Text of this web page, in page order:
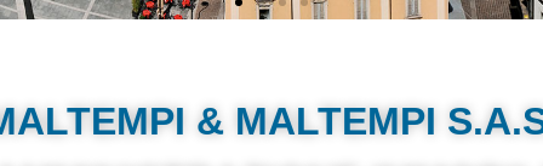
online in ogni
& MALTEMPI